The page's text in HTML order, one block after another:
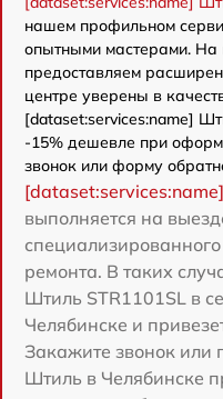
нашем профильном
опытными мастерами. На
предоставляем
центре уверены в
[dataset:services:name]
-15% дешевле при
звонок или форму
выполняется на
ремонта. В таких
Штиль STR1101SL в
Челябинске и
Закажите звонок или
Штиль в Челябинске